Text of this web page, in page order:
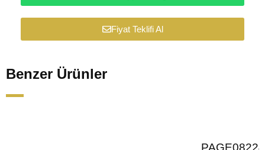
Fiyat Teklifi Al
Benzer Ürünler
PAGE08224